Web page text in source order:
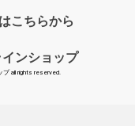
こちらから
ンショップ
all rights reserved.